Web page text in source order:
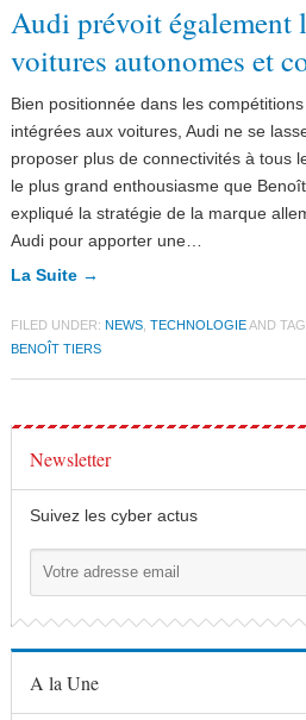
Audi prévoit également
voitures autonomes et
Bien positionnée dans les
intégrées aux voitures, Audi ne se
proposer plus de connectivités à tous
le plus grand enthousiasme que
expliqué la stratégie de la marque
Audi pour apporter une…
La Suite →
FILED UNDER: NEWS, TECHNOLOGIEAND
BENOÎT TIERS
Newsletter
Suivez les cyber actus
A la Une